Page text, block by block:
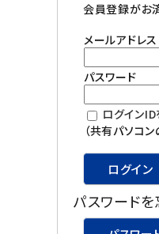
カテゴリから探す
冷凍食品
スイーツ
会員登録がお
メールアドレス
パスワード
ログイン
（共有パソコ
ログイン
パスワード